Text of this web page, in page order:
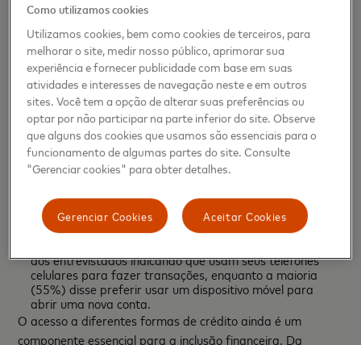
De longe, o principal método de pagamento aceito é o
P2P (pagamento pessoa a pessoa) ou transferência
bancária (82%), seguido do mercado online (33%) e do
código QR (32%), em terceiro lugar. No entanto, esses
números também sugerem grandes níveis de
informalidade e o uso de contas pessoais, uma vez que
as plataformas mencionadas não exigem que o negócio
seja formalizado.
Incentivos do ecossistema:Destronar o dinheiro requer
mais atenção por parte dos provedores de pagamento
digital para desenvolver soluções que ofereçam
incentivos relevantes para pagadores, consumidores e
comerciantes.
Celulares:Os smartphones dominaram o setor de
pagamento, atingindo 80% na região, o que faz deles
dos entrevistados indicando que usam seus telefones
celulares para fazer transações, enquanto a maioria
(55%) disse preferir usar um dispositivo móvel para
abrir uma nova conta.
O acesso a diferentes formas de crédito ainda é um
componente essencial para a inclusão financeira. Da
Como utilizamos cookies
Utilizamos cookies, bem como cookies de terceiros, para
melhorar o site, medir nosso público, aprimorar sua
experiência e fornecer publicidade com base em suas
atividades e interesses de navegação neste e em outros
sites. Você tem a opção de alterar suas preferências ou
optar por não participar na parte inferior do site. Observe
que alguns dos cookies que usamos são essenciais para o
funcionamento de algumas partes do site. Consulte
"Gerenciar cookies" para obter detalhes.
Aceitar Cookies
Gerenciar Cookies